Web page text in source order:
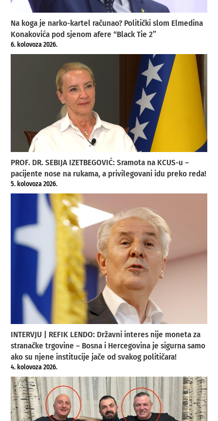
Na koga je narko-kartel računao? Politički slom Elmedina
Konakovića pod sjenom afere “Black Tie 2”
6. kolovoza 2026.
PROF. DR. SEBIJA IZETBEGOVIĆ: Sramota na KCUS-u –
pacijente nose na rukama, a privilegovani idu preko reda!
5. kolovoza 2026.
INTERVJU | REFIK LENDO: Državni interes nije moneta za
stranačke trgovine – Bosna i Hercegovina je sigurna samo
ako su njene institucije jače od svakog političara!
4. kolovoza 2026.